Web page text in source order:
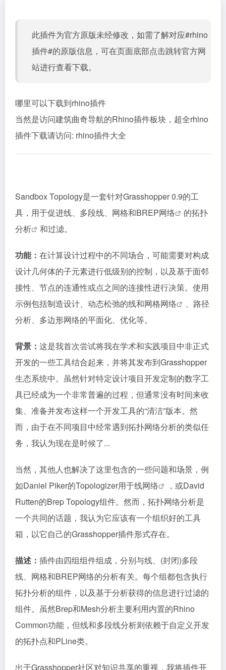
此插件为官方原版未经修改，如需了解对应#rhino
插件#的原版信息，可在页面底部点击跳转官方网
站进行查看下载。
哪里可以下载到rhino插件
当然是访问建筑曲奇导航的Rhino插件板块，超全rhino
插件下载请访问: rhino插件大全
Sandbox Topology是一套针对Grasshopper 0.9的工
具，用于促进线、多段线、网格和BREP网络 的拓扑
分析
和过滤。
功能： 在计算设计过程中的不同场合，可能需要对构成
设计几何体的子元素进行低级别的控制，以及基于面邻
接性、节点的连通性或点之间的连接性进行决策。使用
示例包括制造设计、动态松弛的线和网格网络
、路径
分析、多边形网络的平面化、优化等。
背景： 这是我首次尝试将我在学术和实践项目中非正式
开发的一些工具结合起来，并将其发布到Grasshopper
生态系统中。虽然针对特定设计项目开发定制的数字工
具已经成为一个非常普遍的过程，但通常没有时间来收
集、准备并发布这样一个开发工具的“清洁”版本。然
而，由于在不同项目中经常遇到拓扑网络分析的类似任
务，我认为现在是时候了...
当然，其他人也解决了这里包含的一些问题和场景，例
如Daniel Piker的Topologizer用于线网络
，或David
Rutten的Brep Topology组件。然而，拓扑网络分析是
一个共同的话题，我认为它应该有一个组织好的工具
箱，以它自己的Grasshopper插件形式存在。
描述： 插件由四组组件组成，分别与线、(封闭)多段
线、网格和BREP网络的分析有关。每个组都包含执行
拓扑分析的组件，以及基于分析获得的信息进行过滤的
组件。虽然Brep和Mesh分析主要利用内置的Rhino
Common功能，但线和多段线分析则依赖于自定义开发
的拓扑点和PLine类。
出于Grasshopper社区对知识共享的重视，我将插件开